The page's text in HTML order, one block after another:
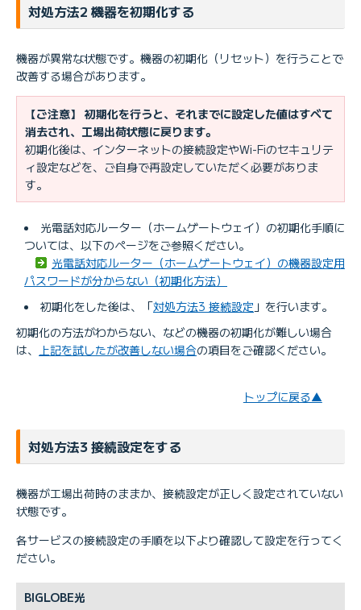
対処方法2 機器を初期化する
機器が異常な状態です。機器の初期化（リセット）を行うことで
改善する場合があります。
【ご注意】 初期化を行うと、それまでに設定した値はすべて
消去され、工場出荷状態に戻ります。
初期化後は、インターネットの接続設定やWi-Fiのセキュリテ
ィ設定などを、ご自身で再設定していただく必要がありま
す。
光電話対応ルーター（ホームゲートウェイ）の初期化手順に
ついては、以下のページをご参照ください。
光電話対応ルーター（ホームゲートウェイ）の機器設定用
パスワードが分からない（初期化方法）
初期化をした後は、「対処方法3 接続設定 」を行います。
初期化の方法がわからない、などの機器の初期化が難しい場合
は、
上記を試したが改善しない場合の項目をご確認ください。
トップに戻る▲
対処方法3 接続設定をする
機器が工場出荷時のままか、接続設定が正しく設定されていない
状態です。
各サービスの接続設定の手順を以下より確認して設定を行ってく
ださい。
BIGLOBE光